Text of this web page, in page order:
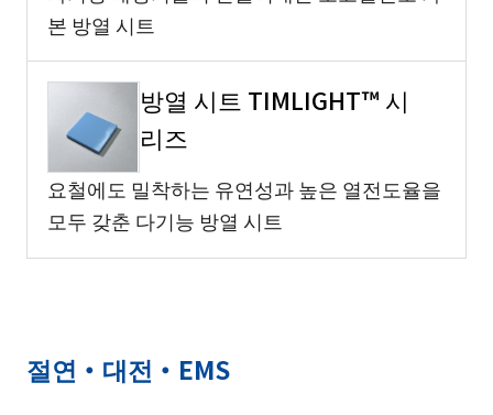
본 방열 시트
방열 시트 TIMLIGHT™ 시
리즈
요철에도 밀착하는 유연성과 높은 열전도율을
모두 갖춘 다기능 방열 시트
절연・대전・EMS